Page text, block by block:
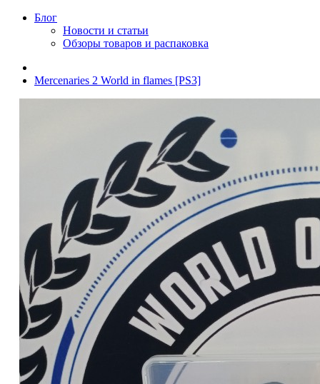
Блог
Новости и статьи
Обзоры товаров и распаковка
Mercenaries 2 World in flames [PS3]